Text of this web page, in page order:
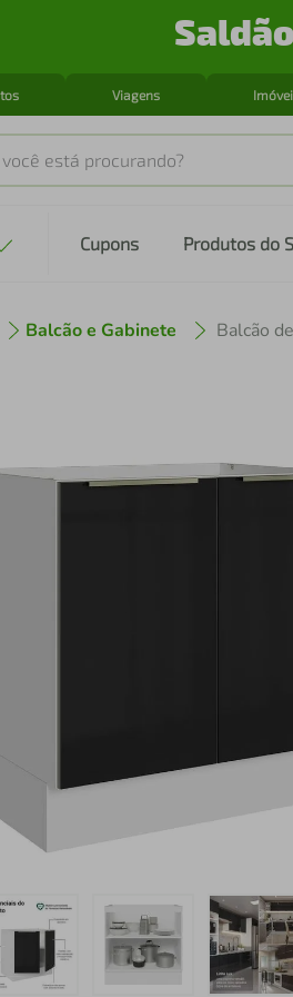
Viagens
está procurando?
Cupons Produtos do
Balcão e Gabinete